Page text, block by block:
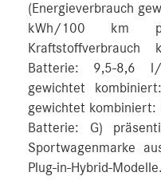
(Energieverbrauch
kWh/100 km
Batterie: 9,5-8,6 l/
gewichtet
gewichtet kombiniert:
Batterie: G)
Sportwagenmarke
Plug-in-Hybrid-